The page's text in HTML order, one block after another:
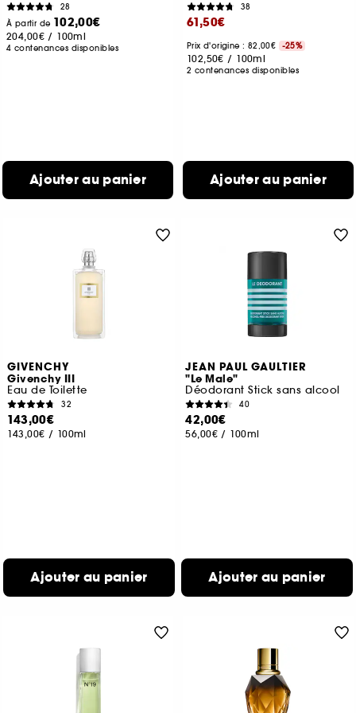
28
À partir de 102,00€
204,00€ / 100ml
4 contenances disponibles
Ajouter au panier
38
61,50€
Prix d'origine : 82,00€ -25%
102,50€ / 100ml
2 contenances disponibles
Ajouter au panier
GIVENCHY
Givenchy III
Eau de Toilette
32
143,00€
143,00€ / 100ml
Ajouter au panier
JEAN PAUL GAULTIER
"Le Male"
Déodorant Stick sans alcool
40
42,00€
56,00€ / 100ml
Ajouter au panier